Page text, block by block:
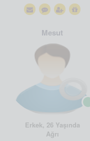
Mesut
Erkek, 26 Yaşında
Ağrı